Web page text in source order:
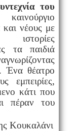
του
και νέους με
ιστορίες
τα παιδιά
Ένα θέατρο
εμπειρίες,
κάτι που
πέραν του
Κουκαλάνι